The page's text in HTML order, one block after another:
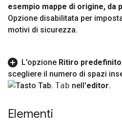
esempio mappe di origine, da
Opzione disabilitata per
motivi di sicurezza.
L'opzione Ritiro predefinito
scegliere il numero di spazi
Tab nell'editor.
Elementi